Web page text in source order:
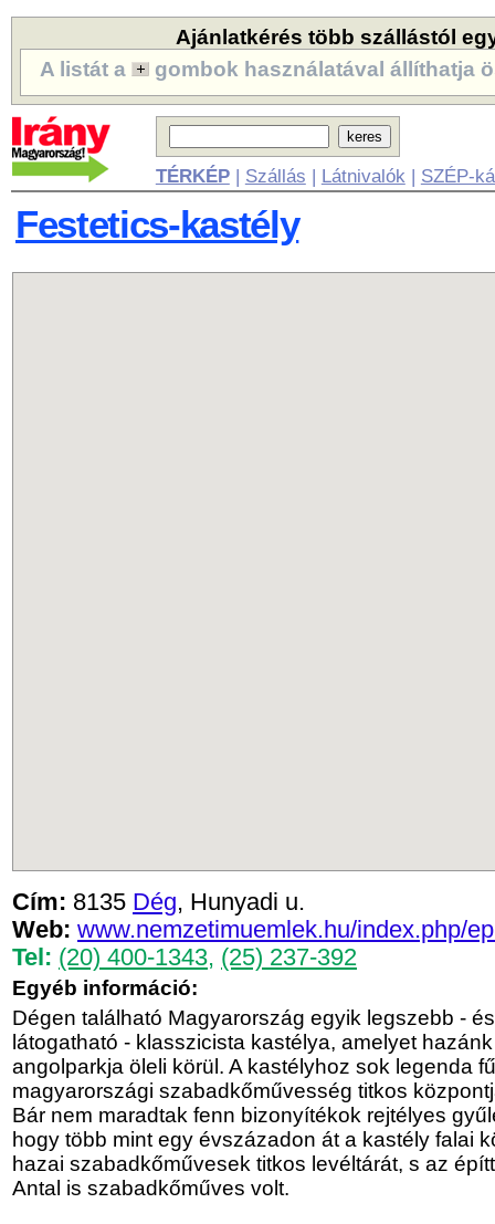
Ajánlatkérés több szállástól
A listát a
gombok használatával állíthatja
TÉRKÉP| Szállás | Látnivalók | SZÉP-
Festetics-kastély
Cím: 8135 Dég, Hunyadi u.
Web: www.nemzetimuemlek.hu/index.php/
Tel: (20) 400-1343, (25) 237-392
Egyéb információ:
Dégen található Magyarország egyik legszebb -
látogatható - klasszicista kastélya, amelyet
angolparkja öleli körül. A kastélyhoz sok legenda
magyarországi szabadkőművesség titkos
Bár nem maradtak fenn bizonyítékok rejtélyes
hogy több mint egy évszázadon át a kastély falai
hazai szabadkőművesek titkos levéltárát, s az
Antal is szabadkőműves volt.